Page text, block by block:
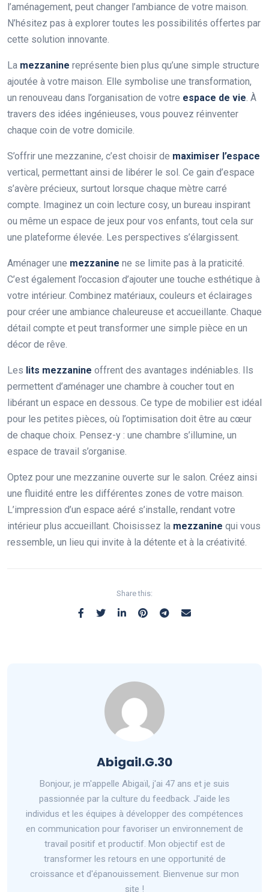
l’aménagement, peut changer l’ambiance de votre maison.
N’hésitez pas à explorer toutes les possibilités offertes par
cette solution innovante.
La mezzanine représente bien plus qu’une simple structure
ajoutée à votre maison. Elle symbolise une transformation,
un renouveau dans l’organisation de votre espace de vie . À
travers des idées ingénieuses, vous pouvez réinventer
chaque coin de votre domicile.
S’offrir une mezzanine, c’est choisir de maximiser l’espace
vertical, permettant ainsi de libérer le sol. Ce gain d’espace
s’avère précieux, surtout lorsque chaque mètre carré
compte. Imaginez un coin lecture cosy, un bureau inspirant
ou même un espace de jeux pour vos enfants, tout cela sur
une plateforme élevée. Les perspectives s’élargissent.
Aménager une mezzanine ne se limite pas à la praticité.
C’est également l’occasion d’ajouter une touche esthétique à
votre intérieur. Combinez matériaux, couleurs et éclairages
pour créer une ambiance chaleureuse et accueillante. Chaque
détail compte et peut transformer une simple pièce en un
décor de rêve.
Les lits mezzanine offrent des avantages indéniables. Ils
permettent d’aménager une chambre à coucher tout en
libérant un espace en dessous. Ce type de mobilier est idéal
pour les petites pièces, où l’optimisation doit être au cœur
de chaque choix. Pensez-y : une chambre s’illumine, un
espace de travail s’organise.
Optez pour une mezzanine ouverte sur le salon. Créez ainsi
une fluidité entre les différentes zones de votre maison.
L’impression d’un espace aéré s’installe, rendant votre
intérieur plus accueillant. Choisissez la mezzanine qui vous
ressemble, un lieu qui invite à la détente et à la créativité.
Share this:
Abigail.G.30
Bonjour, je m'appelle Abigaïl, j'ai 47 ans et je suis
passionnée par la culture du feedback. J'aide les
individus et les équipes à développer des compétences
en communication pour favoriser un environnement de
travail positif et productif. Mon objectif est de
transformer les retours en une opportunité de
croissance et d'épanouissement. Bienvenue sur mon
site !